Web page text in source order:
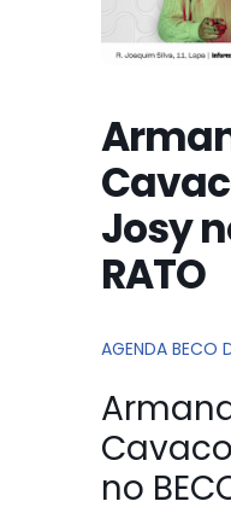
Josy
RATO
AGENDA BECO
no